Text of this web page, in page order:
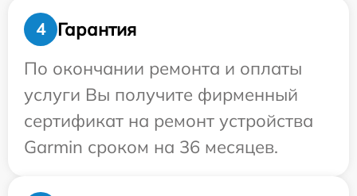
4
Гарантия
По окончании ремонта и оплаты
услуги Вы получите фирменный
сертификат на ремонт устройства
Garmin сроком на 36 месяцев.